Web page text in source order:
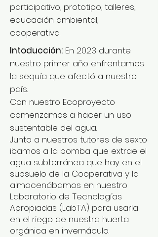
participativo, prototipo, talleres,
educación ambiental,
cooperativa.
Intoducción: En 2023 durante
nuestro primer año enfrentamos
la sequía que afectó a nuestro
país.
Con nuestro Ecoproyecto
comenzamos a hacer un uso
sustentable del agua.
Junto a nuestros tutores de sexto
ibamos a la bomba que extrae el
agua subterránea que hay en el
subsuelo de la Cooperativa y la
almacenábamos en nuestro
Laboratorio de Tecnologías
Apropiadas (LabTA) para usarla
en el riego de nuestra huerta
orgánica en invernáculo.